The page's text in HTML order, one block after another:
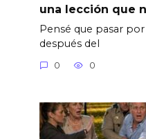
una lección que
Pensé que pasar
después del
0 0